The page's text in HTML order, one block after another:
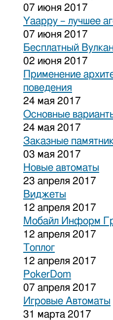
07 июня 2017
Yaappy – лучшее
07 июня 2017
Бесплатный
02 июня 2017
Применение
поведения
24 мая 2017
Основные
24 мая 2017
Заказные
03 мая 2017
Новые автоматы
23 апреля 2017
Виджеты
12 апреля 2017
Мобайл Информ
12 апреля 2017
Топлог
12 апреля 2017
PokerDom
07 апреля 2017
Игровые Автоматы
31 марта 2017